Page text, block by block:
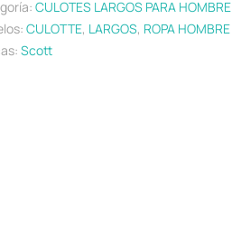
CULOTES LARGOS PARA HOMBRE
CULOTTE, LARGOS, ROPA HOMBRE
Scott